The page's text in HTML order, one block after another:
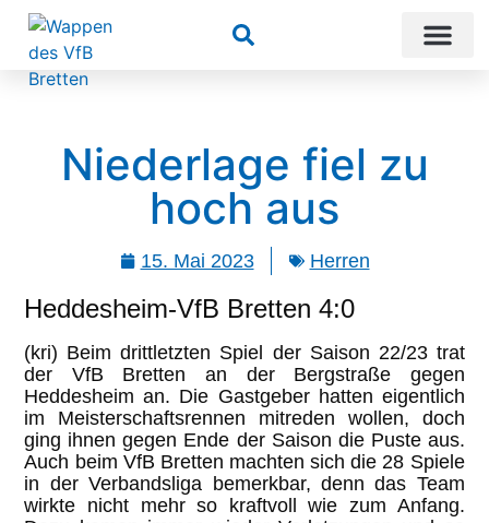
Suchen
Niederlage fiel zu
hoch aus
15. Mai 2023 Herren
Heddesheim-VfB Bretten 4:0
(kri) Beim drittletzten Spiel der Saison 22/23 trat
der VfB Bretten an der Bergstraße gegen
Heddesheim an. Die Gastgeber hatten eigentlich
im Meisterschaftsrennen mitreden wollen, doch
ging ihnen gegen Ende der Saison die Puste aus.
Auch beim VfB Bretten machten sich die 28 Spiele
in der Verbandsliga bemerkbar, denn das Team
wirkte nicht mehr so kraftvoll wie zum Anfang.